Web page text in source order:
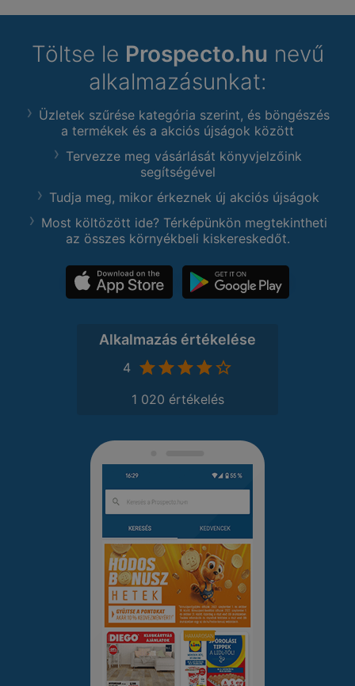
Töltse le Prospecto.hu nevű
alkalmazásunkat:
Üzletek szűrése kategória szerint, és böngészés
a termékek és a akciós újságok között
Tervezze meg vásárlását könyvjelzőink
segítségével
Tudja meg, mikor érkeznek új akciós újságok
Most költözött ide? Térképünkön megtekintheti
az összes környékbeli kiskereskedőt.
Alkalmazás értékelése
4
1 020 értékelés